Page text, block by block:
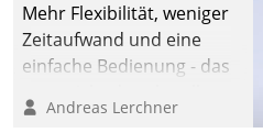
Mehr Flexibilität, weniger
Zeitaufwand und eine
einfache Bedienung - das
Cockpit für mobile
Andreas Lerchner